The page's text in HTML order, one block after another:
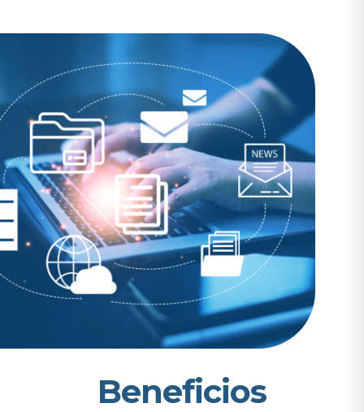
Beneficios